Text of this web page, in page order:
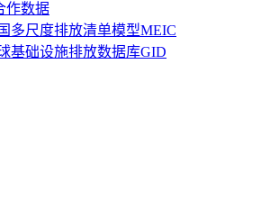
作数据
多尺度排放清单模型MEIC
基础设施排放数据库GID